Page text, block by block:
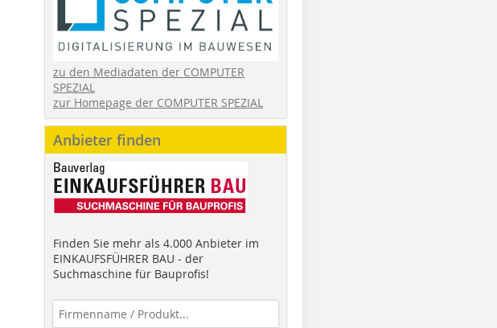
zu den Mediadaten der COMPUTER
SPEZIAL
zur Homepage der COMPUTER SPEZIAL
Anbieter finden
Finden Sie mehr als 4.000 Anbieter im
EINKAUFSFÜHRER BAU - der
Suchmaschine für Bauprofis!